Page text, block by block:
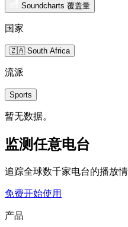
Soundcharts 覆盖量
国家
🇿🇦 South Africa
流派
Sports
暂无数据。
监测任意电台
追踪全球数千家电台的播放
免费开始使用
产品